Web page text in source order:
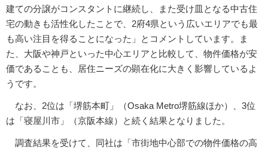
建ての分譲がコンスタントに継続し、また受け皿となる中古住
宅の動きも活性化したことで、2府4県という広いエリアでも最
も高い注目を得ることになった」とコメントしています。ま
た、大阪や神戸といった中心エリアと比較して、物件価格が安
価であることも、居住ニーズの顕在化に大きく影響しているよ
うです。
なお、2位は「堺筋本町」（Osaka Metro堺筋線ほか）、3位
は「寝屋川市」（京阪本線）と続く結果となりました。
調査結果を受けて、同社は「市街地中心部での物件価格の高